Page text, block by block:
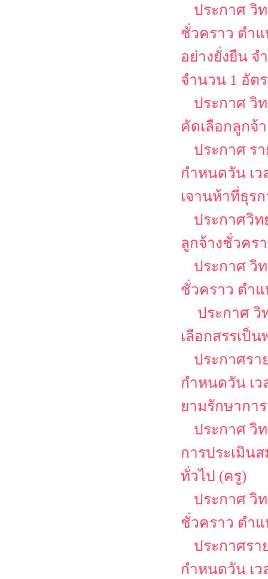
ประกาศ วิ
ชั่วคราว ตำแ
อย่างยั่งยืน
จำนวน 1 อัต
ประกาศ วิ
คัดเลือกลูกจ้
ประกาศ ร
กำหนดวัน เ
เจานห้าที่ธุร
ประกาศวิท
ลูกจ้างชั่วคร
ประกาศ วิ
ชั่วคราว ตำ
ประกาศ วิ
เลือกสรรเป็
ประกาศรา
กำหนดวัน เ
ยามรักษากา
ประกาศ วิ
การประเมิน
ทั่วไป (ครู)
ประกาศ วิ
ชั่วคราว ตำ
ประกาศรา
กำหนดวัน เว